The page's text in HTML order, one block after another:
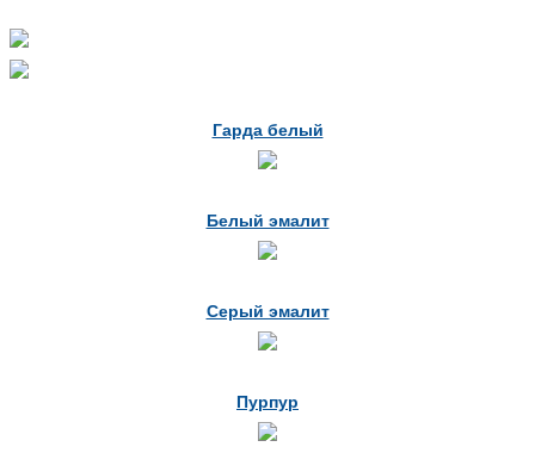
Гарда белый
Белый эмалит
Серый эмалит
Пурпур